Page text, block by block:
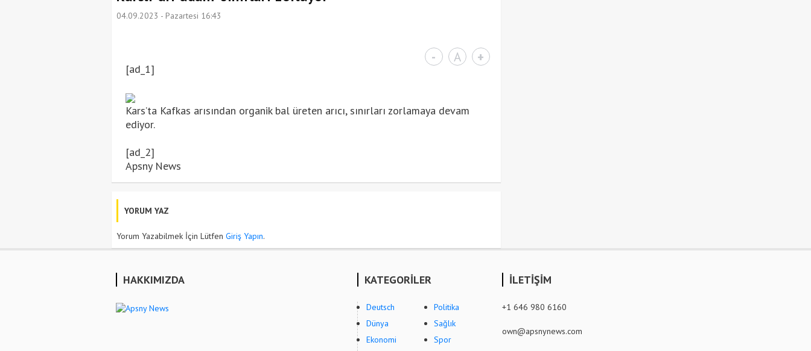
04.09.2023 - Pazartesi 16:43
- A +
[ad_1]
Kars’ta Kafkas arısından organik bal üreten arıcı, sınırları zorlamaya devam
ediyor.
[ad_2]
Apsny News
YORUM YAZ
Yorum Yazabilmek İçin Lütfen Giriş Yapın.
HAKKIMIZDA KATEGORİLER
Deutsch
Dünya
Ekonomi
Politika
Sağlık
Spor
İLETİŞİM
+1 646 980 6160
own@apsnynews.com